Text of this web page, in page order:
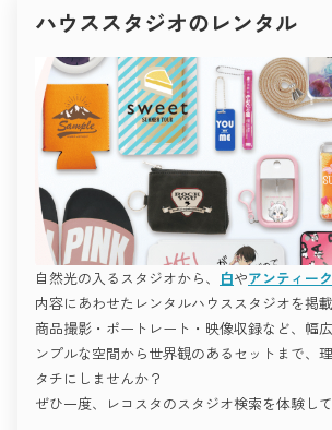
ロケーションが持つリアルな質感が映像
雑誌やファッション撮影では、
シーズンやテーマごとに異なる空間が選
光と影のコントラスト、家具や色彩の統
ビジュアル全体の印象を決定づけます。
一方で、個人クリエイターやアーティス
ポートレートやアート作品の制作、SNS・
ン配信など、
小規模ながらも表現性の高い撮影が求め
ます。
このように、撮影空間は「作品づくりの
クリエイターの発想や想いを形にする舞
撮影空間の「これから」
撮影を、もっと自由に。
感性を解き放つ場所へ。
今後、撮影空間はさらに多様化し、
使う人の感性や目的に合わせて自由に選
いきます。
スチール撮影・映像制作・広告・インタ
信など、
用途の垣根はますます曖昧になり、
一つの空間がさまざまなジャンルの創作
しょう。
Studio 4696（シロクロ）中目黒店
白と黒、光と影。
その対比を徹底的に研ぎ澄ました空間が「
ロ）」。
名前のとおり、モノトーンを極めた構成
感を際立たせます。
壁・床・天井の質感やトーンが緻密に設
自然光と人工光のどちらにも対応可能。
ファッションルック、コスメ広告、アー
“世界観で勝負する撮影”に最適です。
シンプルながら完成度が高く、
どんな被写体も際立たせる懐の深さが魅力
モードな撮影を追求するプロフェッショ
アート・作品撮りにおすすめ
“空気ごと作品にしたい”。
そんな想いを持つアーティストやフォト
タジオ。
素材、光、温度の調和が、感情の深層ま
Studio RAWR
世田谷Atelier セタガヤアトリエ
世田谷ガーデン倶楽部
下北沢 スタジオレナード
ハウススタジオのレンタル
自然光の入るスタジオから、 白やアンティーク
内容にあわせたレンタルハウススタジオを掲載
商品撮影・ポートレート・映像収録など、幅
ンプルな空間から世界観のあるセットまで、
タチにしませんか？
ぜひ一度、レコスタのスタジオ検索を体験し